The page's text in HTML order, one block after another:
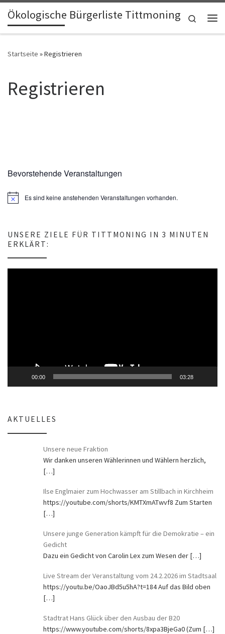
Zum Inhalt springen
Ökologische Bürgerliste Tittmoning
Search
Startseite »Registrieren
Registrieren
Bevorstehende Veranstaltungen
H
e
i
s
Es sind keine anstehenden Veranstaltungen vorhanden.
UNSERE ZIELE FÜR TITTMONING IN 3 MINUTEN
ERKLÄRT:
00:00 03:28
AKTUELLES
Unsere neue Fraktion
Wir danken unseren Wählerinnen und Wählern herzlich,
[…]
Ilse Englmaier zum Hochwasser am Stillbach in Kirchheim
https://youtube.com/shorts/KMTXmATwvf8 Zum Starten
[…]
Unsere junge Generation kämpft für die Demokratie – ein
Gedicht
Dazu ein Gedicht von Carolin Lex zum Wesen der […]
Live Stream der Veranstaltung vom 24.2.2026 im Stadtsaal
https://youtu.be/OaoJBd5u5hA?t=184 Auf das Bild oben
[…]
Stadtrat Hans Glück über den Ausbau der B20
https://www.youtube.com/shorts/8xpa3BjeGa0 (Zum […]